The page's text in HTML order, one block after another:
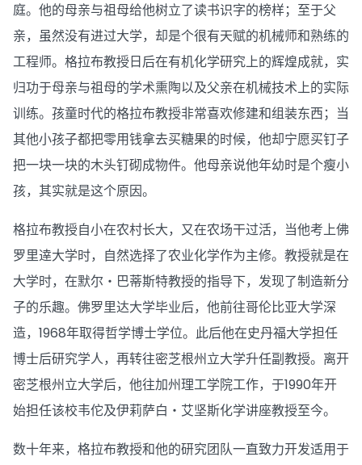
庭。他的母亲与祖母给他树立了读书识字的榜样；至于父
亲，虽然没有进过大学，却是个很有天赋的机械师和熟练的
工程师。格拉布教授日后在有机化学研究上的辉煌成就，实
归功于母亲与祖母的学术熏陶以及父亲在机械技术上的实际
训练。孩童时代的格拉布教授非常喜欢修建和组装东西；当
其他小孩子都把零用钱拿去买糖果的时候，他却宁愿买钉子
把一块一块的木头钉砌成物件。他母亲说他年幼时是个瘦小
孩，其实就是这个原因。
格拉布教授自小在农村长大，又在农场干过活，当他考上佛
罗里逹大学时，自然选择了农业化学作为主修。教授就是在
大学时，在默尔‧巴蒂斯特教授的指导下，发现了制造新分
子的乐趣。佛罗里达大学毕业后，他前往哥伦比亚大学深
造，1968年取得哲学博士学位。此后他在史丹福大学担任
博士后研究学人，再转往密芝根州立大学升任副教授。离开
密芝根州立大学后，他往加州理工学院工作，于1990年开
始担任该校韦佗及伊莉萨白‧艾坚斯化学讲座教授至今。
数十年来，格拉布教授和他的研究团队一直致力开发适用于